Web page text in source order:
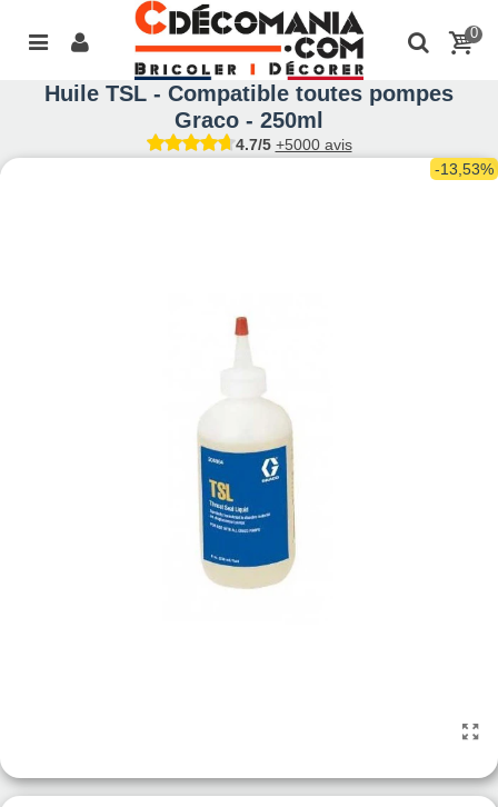
0
Huile TSL - Compatible toutes pompes
Graco - 250ml
4.7/5 +5000 avis
-13,53%